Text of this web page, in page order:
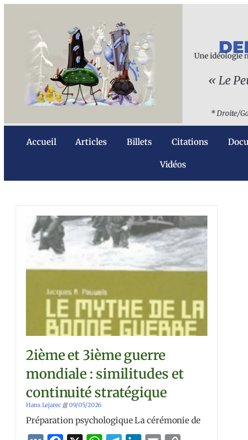
Une idéologie
« Le
* Droite/
Accueil Articles Billets Citations
Vidéos
2ième et 3ième guerre
mondiale : similitudes et
continuité stratégique
Hans Lejarec 09/05/2026
Préparation psychologique La cérémonie de